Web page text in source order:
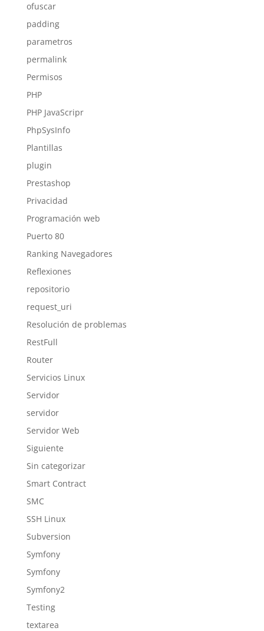
ofuscar
padding
parametros
permalink
Permisos
PHP
PHP JavaScripr
PhpSysInfo
Plantillas
plugin
Prestashop
Privacidad
Programación web
Puerto 80
Ranking Navegadores
Reflexiones
repositorio
request_uri
Resolución de problemas
RestFull
Router
Servicios Linux
Servidor
servidor
Servidor Web
Siguiente
Sin categorizar
Smart Contract
SMC
SSH Linux
Subversion
Symfony
Symfony
Symfony2
Testing
textarea